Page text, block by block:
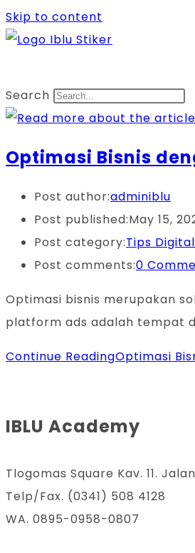
Skip to content
Search
Optimasi Bisnis
Post author:adminiblu
Post published:May 15,
Post category:Tips
Post comments:0
Optimasi bisnis merupakan
platform ads adalah tempat
Continue ReadingOptimasi
IBLU Academy
Tlogomas Square Kav. 11.
Telp/Fax. (0341) 508 4128
WA. 0895-0958-0807